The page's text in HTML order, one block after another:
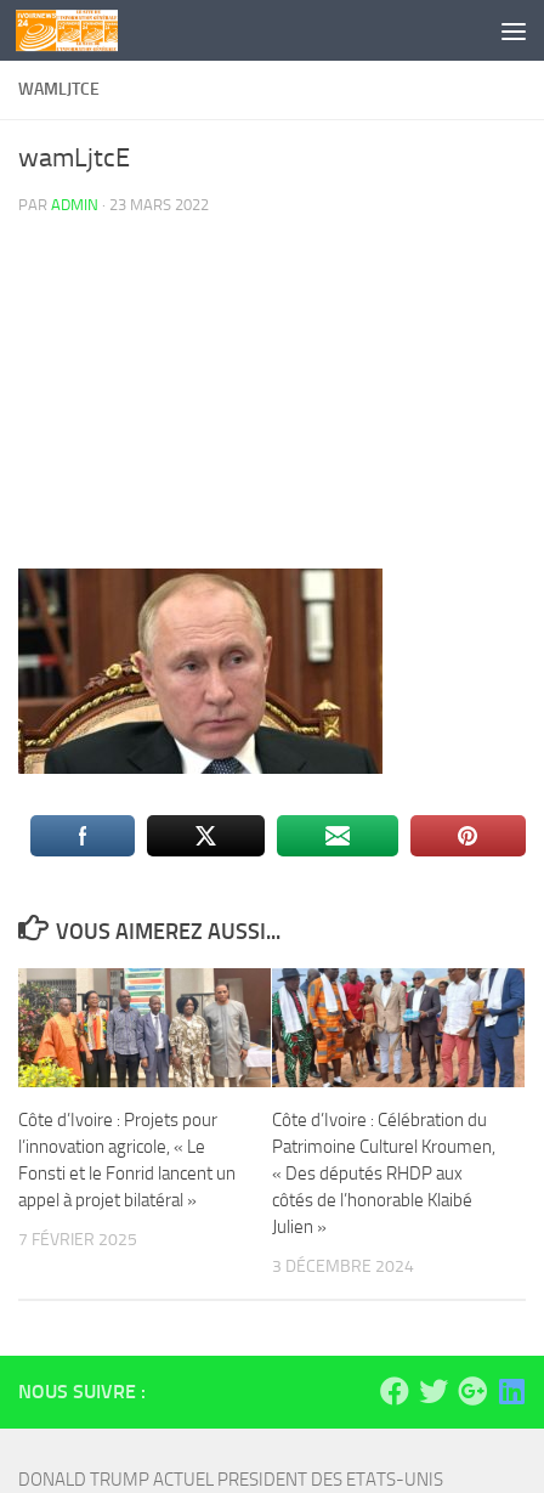
Skip to content
WAMLJTCE
wamLjtcE
PAR ADMIN · 23 MARS 2022
VOUS AIMEREZ AUSSI...
Côte d’Ivoire : Projets pour
l’innovation agricole, « Le
Fonsti et le Fonrid lancent un
appel à projet bilatéral »
7 FÉVRIER 2025
Côte d’Ivoire : Célébration du
Patrimoine Culturel Kroumen,
« Des députés RHDP aux
côtés de l’honorable Klaibé
Julien »
3 DÉCEMBRE 2024
NOUS SUIVRE :
DONALD TRUMP ACTUEL PRESIDENT DES ETATS-UNIS